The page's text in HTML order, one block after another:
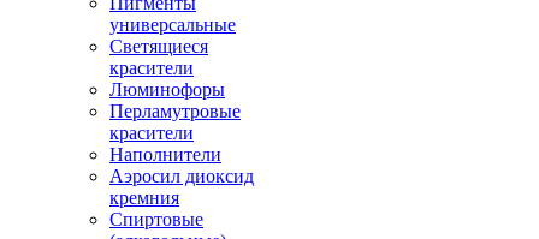
универсальные
Светящиеся
красители
Люминофоры
Перламутровые
красители
Наполнители
Аэросил диоксид
кремния
Спиртовые